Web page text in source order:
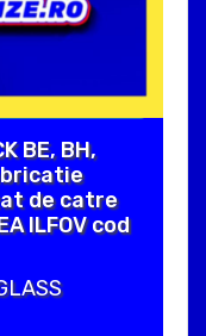
BE, BH,
de catre
ILFOV cod